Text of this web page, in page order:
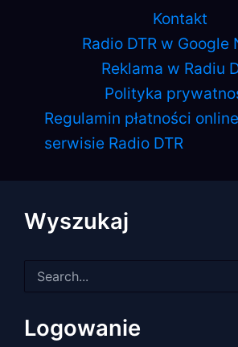
Kontakt
Radio DTR w Google
Reklama w Radiu
Polityka
Regulamin płatności
serwisie Radio DTR
Wyszukaj
dla:
Logowanie